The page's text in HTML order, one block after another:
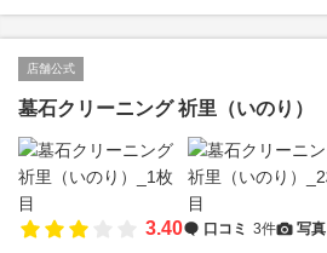
店舗公式
墓石クリーニング 祈里（いのり）
3.40 口コミ 3件 写真